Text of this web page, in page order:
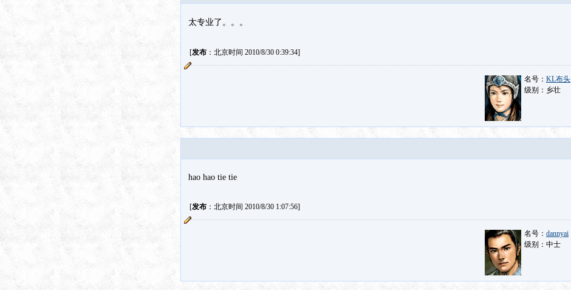
太专业了。。。
[发布：北京时间 2010/8/30 0:39:34]
名号： KL布头
级别：乡壮
hao hao tie tie
[发布：北京时间 2010/8/30 1:07:56]
名号： dannyai
级别：中士